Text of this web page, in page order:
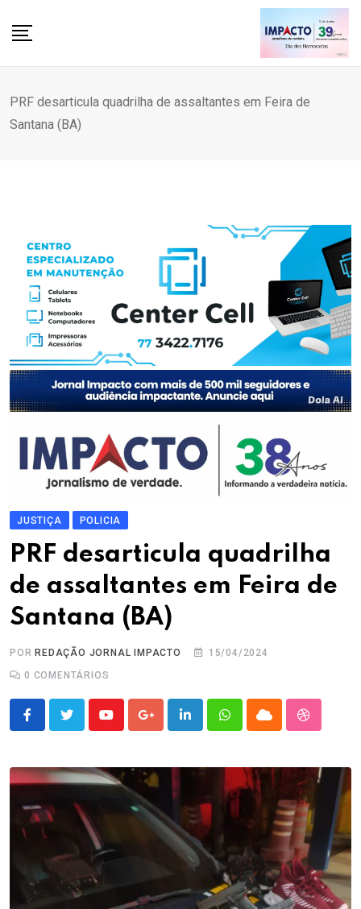
PRF desarticula quadrilha de assaltantes em Feira de
Santana (BA)
JUSTIÇA POLICIA
PRF desarticula quadrilha
de assaltantes em Feira de
Santana (BA)
POR REDAÇÃO JORNAL IMPACTO
15/04/2024
0 COMENTÁRIOS
YoutubeGoogle+LinkedInWhatsappCloud